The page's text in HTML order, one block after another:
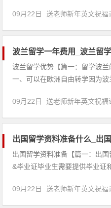
明经过多次考验，可望成婚。2
抱着学习的态度为人处事，这
09月22日 送老师新年英文祝福
波兰留学一年费用_波兰留
波兰留学优势【篇一：留学波兰
一、可以在欧洲自由转学因为
同学科在波兰高校中的学费不相
的学费要比美国和英国的高校
09月22日 送老师新年英文祝福
出国留学资料准备什么_出
出国留学资料准备【篇一：出
&毕业证毕业生需要提供毕业证
还是会要求官方寄送的标准化考
LSAT)，但现在也有部分学校
09月22日 送老师新年英文祝福